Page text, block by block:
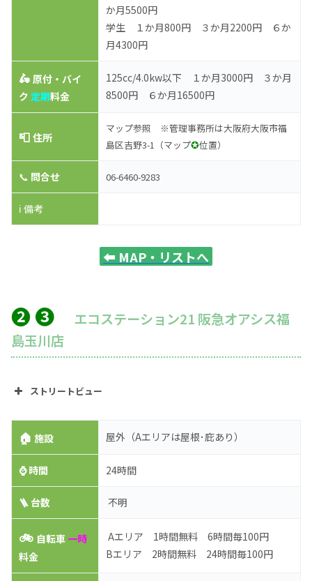
か月5500円
学生 １か月800円 ３か月2200円 ６か
月4300円
🛵原付・バイ
ク 定期料金
125cc/4.0kw以下 １か月3000円 ３か月
8500円 ６か月16500円
📮住所
マップ参照 ※管理事務所は大阪府大阪市福
島区吉野3-1（マップ✪位置）
📞 問合せ 06-6460-9283
ℹ️ 備考
⬅️ MAP・リストへ
❷ ❸
エコステーション21 阪急オアシス福
島玉川店
ストリートビュー
🏠施設 屋外（Aエリアは屋根･庇あり）
⌚時間 24時間
🪜 台数 不明
🚲 自転車 一時
料金
Aエリア 1時間無料 6時間毎100円
Bエリア 2時間無料 24時間毎100円